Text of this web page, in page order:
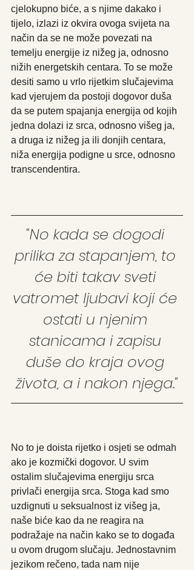
cjelokupno biće, a s njime dakako i
tijelo, izlazi iz okvira ovoga svijeta na
način da se ne može povezati na
temelju energije iz nižeg ja, odnosno
nižih energetskih centara. To se može
desiti samo u vrlo rijetkim slučajevima
kad vjerujem da postoji dogovor duša
da se putem spajanja energija od kojih
jedna dolazi iz srca, odnosno višeg ja,
a druga iz nižeg ja ili donjih centara,
niža energija podigne u srce, odnosno
transcendentira.
"No kada se dogodi
prilika za stapanjem, to
će biti takav sveti
vatromet ljubavi koji će
ostati u njenim
stanicama i zapisu
duše do kraja ovog
života, a i nakon njega."
No to je doista rijetko i osjeti se odmah
ako je kozmički dogovor. U svim
ostalim slučajevima energiju srca
privlači energija srca. Stoga kad smo
uzdignuti u seksualnost iz višeg ja,
naše biće kao da ne reagira na
podražaje na način kako se to događa
u ovom drugom slučaju. Jednostavnim
jezikom rečeno, tada nam nije